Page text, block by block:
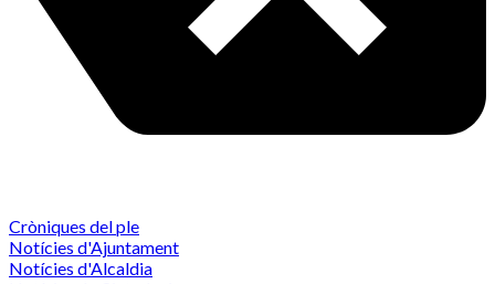
Cròniques del ple
Notícies d'Ajuntament
Notícies d'Alcaldia